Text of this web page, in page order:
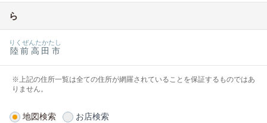
ら
陸前高田市
りくぜんたかたし
※上記の住所一覧は全ての住所が網羅されていることを保証するものではあ
りません。
地図検索 お店検索